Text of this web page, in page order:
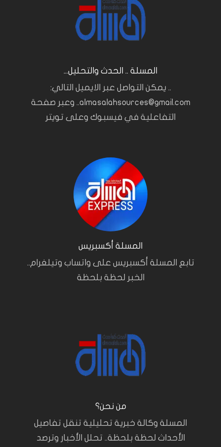
المسلة .. الحدث والتحليل...
.. يمكن التواصل عبر الايميل التالي:
almasalahsources@gmail.com.. وعبر صفحة
التفاعلية في فيسبوك وعلى تويتر
المسلة أكسبريس
تابع المسلة أكسبريس على واتساب وتيلغرام..
الخبر لحظة بلحظة
من نحن؟
المسلة وكالة خبرية تحليلية تنقل تفاصيل
الأحداث لحظة بلحظة.. تحلل الأخبار وترصد